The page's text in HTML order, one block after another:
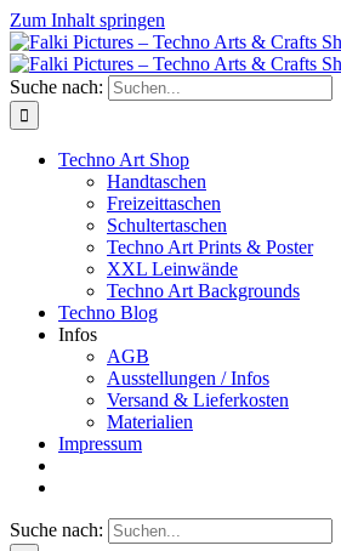
Zum Inhalt springen
Suche nach:
Techno Art Shop
Handtaschen
Freizeittaschen
Schultertaschen
Techno Art Prints & Poster
XXL Leinwände
Techno Art Backgrounds
Techno Blog
Infos
AGB
Ausstellungen / Infos
Versand & Lieferkosten
Materialien
Impressum
Suche nach: